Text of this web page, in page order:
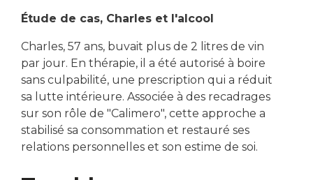
Étude de cas, Charles et l'alcool
Charles, 57 ans, buvait plus de 2 litres de vin
par jour. En thérapie, il a été autorisé à boire
sans culpabilité, une prescription qui a réduit
sa lutte intérieure. Associée à des recadrages
sur son rôle de "Calimero", cette approche a
stabilisé sa consommation et restauré ses
relations personnelles et son estime de soi.